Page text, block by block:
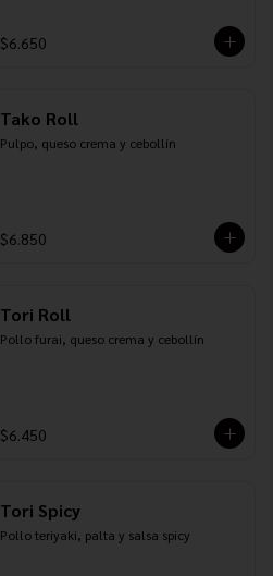
$6.650
Tako Roll
Pulpo, queso crema y cebollín
$6.850
Tori Roll
Pollo furai, queso crema y cebollín
$6.450
Tori Spicy
Pollo teriyaki, palta y salsa spicy